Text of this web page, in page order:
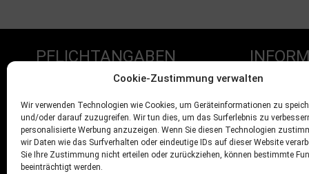
Cookie-Zustimmung verwalten
Wir verwenden Technologien wie Cookies, um Geräteinformationen zu
und/oder darauf zuzugreifen. Wir tun dies, um das Surferlebnis zu
personalisierte Werbung anzuzeigen. Wenn Sie diesen Technologien
wir Daten wie das Surfverhalten oder eindeutige IDs auf dieser Website
Sie Ihre Zustimmung nicht erteilen oder zurückziehen, können bestimmte
beeinträchtigt werden.
PFLICHTANGABEN
Impressum
Datenschutz
AGB’s
Widerrufsbelehrung
Mitglied
Sponsoren